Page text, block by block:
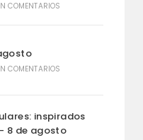
COMENTARIOS
COMENTARIOS
inspirados
8 de agosto